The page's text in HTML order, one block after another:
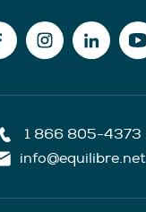
1 866 805-4373
info@equilibre.net